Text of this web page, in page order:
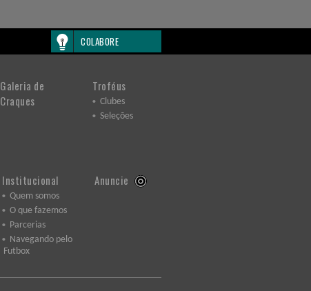
COLABORE
Galeria de
Craques
Troféus
Clubes
Seleções
Institucional
Quem somos
O que fazemos
Parcerias
Navegando pelo
Futbox
Anuncie